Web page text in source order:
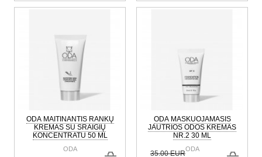
ODA MAITINANTIS RANKŲ
KREMAS SU SRAIGIŲ
KONCENTRATU 50 ML
ODA
ODA MASKUOJAMASIS
JAUTRIOS ODOS KREMAS
NR.2 30 ML
ODA
35.00 EUR